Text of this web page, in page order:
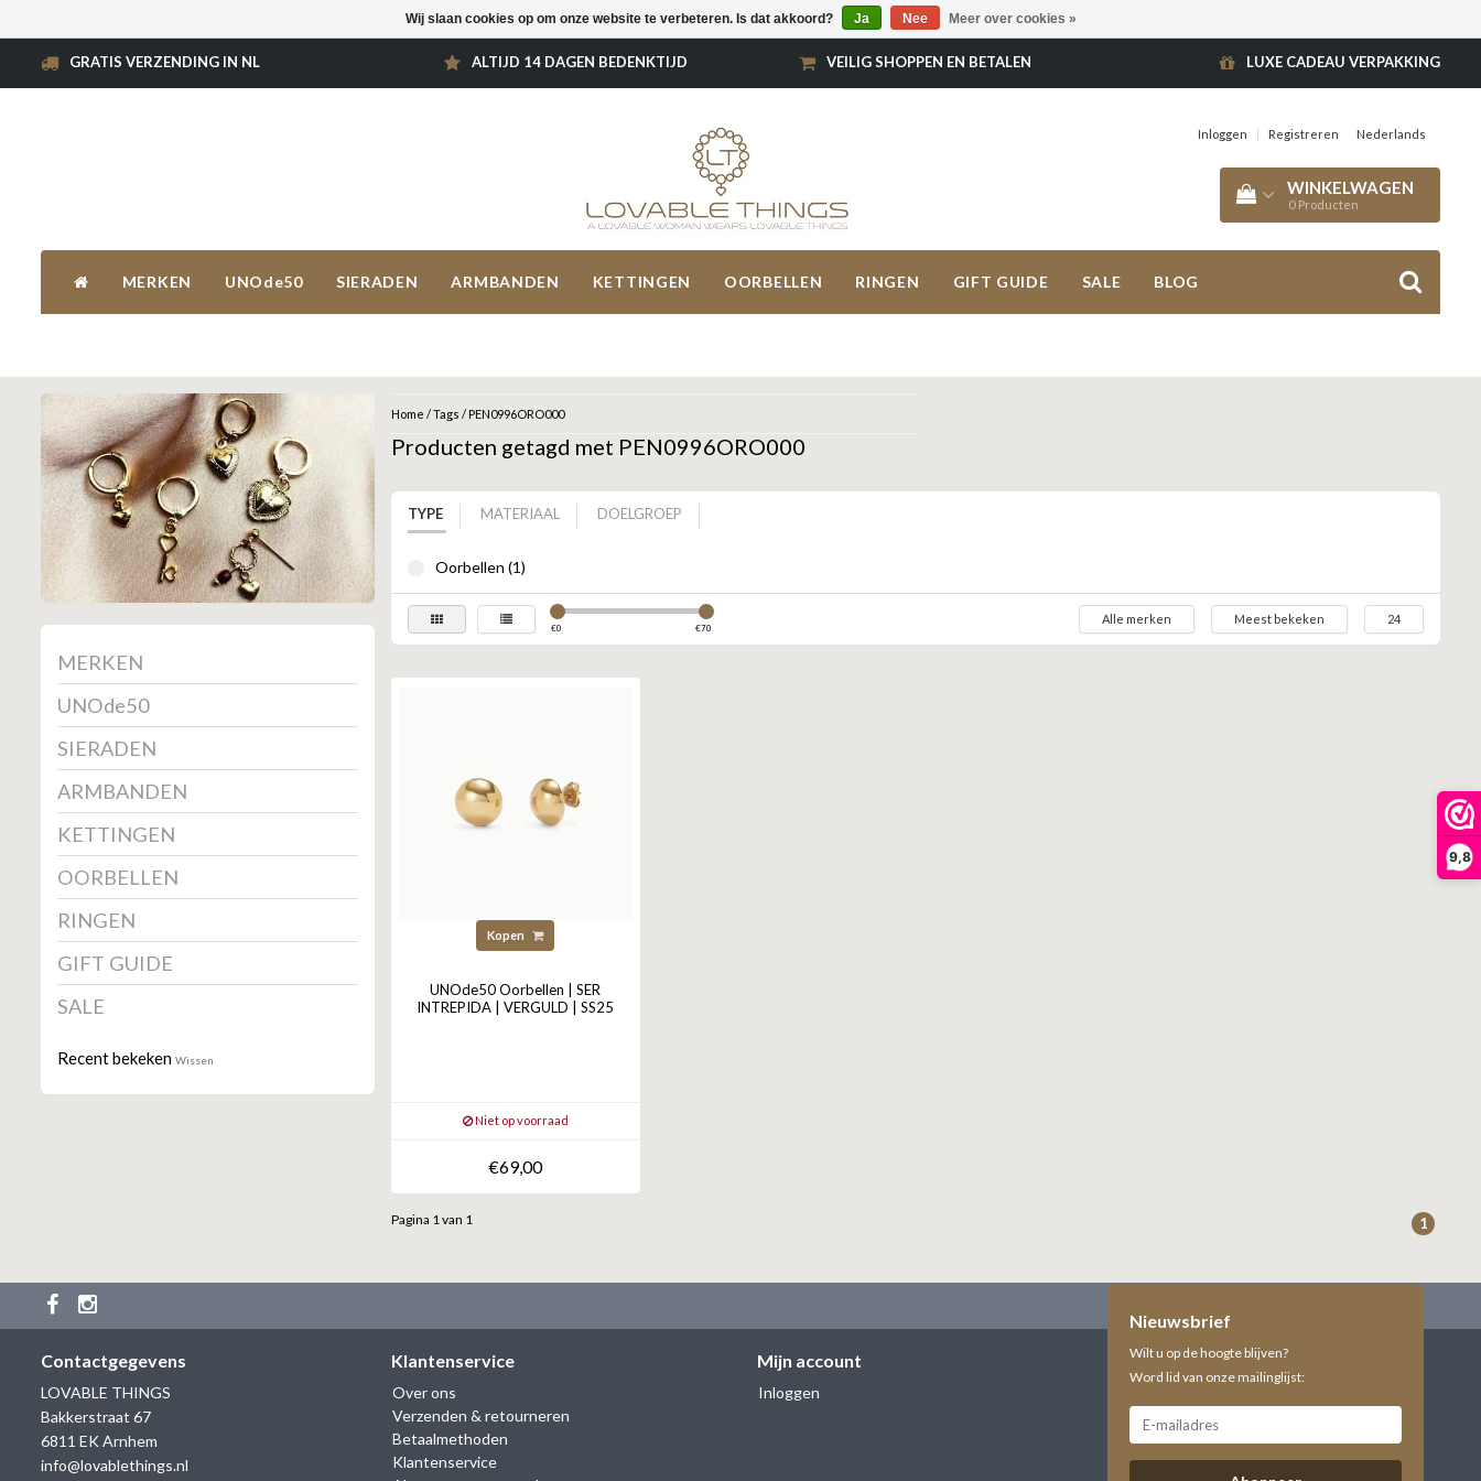
9,8
GRATIS VERZENDING IN NL ALTIJD 14 DAGEN BEDENKTIJD VEILIG SHOPPEN EN BETALEN LUXE CADEAU VERPAKKING
Inloggen | Registreren Nederlands
WINKELWAGEN
0 Producten
MERKEN UNOde50 SIERADEN ARMBANDEN KETTINGEN OORBELLEN RINGEN GIFT GUIDE SALE BLOG
MERKEN
UNOde50
SIERADEN
ARMBANDEN
KETTINGEN
OORBELLEN
RINGEN
GIFT GUIDE
SALE
Recent bekeken Wissen
Home /Tags / PEN0996ORO000
Producten getagd met PEN0996ORO000
TYPE MATERIAAL DOELGROEP
Oorbellen (1)
€0 €70
Alle merken Meest bekeken 24
Kopen
UNOde50 Oorbellen | SER
INTREPIDA | VERGULD | SS25
Niet op voorraad
€69,00
Pagina 1 van 1 1
Contactgegevens
LOVABLE THINGS
Bakkerstraat 67
6811 EK Arnhem
info@lovablethings.nl
Klantenservice
Over ons
Verzenden & retourneren
Betaalmethoden
Klantenservice
Mijn account
Inloggen
Nieuwsbrief
Wilt u op de hoogte blijven?
Word lid van onze mailinglijst:
Wij slaan cookies op om onze website te verbeteren. Is dat akkoord? Ja Nee Meer over cookies »